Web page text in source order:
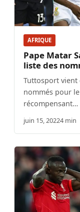
AFRIQUE
Pape Matar
liste des
Tuttosport vient
nommés pour
récompensant…
juin 15, 20224 min